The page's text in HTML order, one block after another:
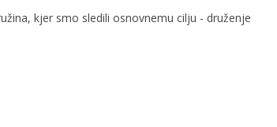
kjer smo sledili osnovnemu cilju - druženje